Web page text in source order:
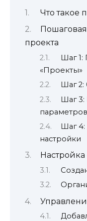
Что такое
проекта
Шаг 1:
«Проекты»
Шаг 2:
Шаг 3:
параметров
Шаг
настройки
Настройка